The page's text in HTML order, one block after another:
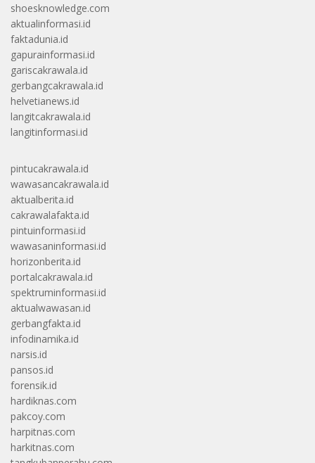
shoesknowledge.com
aktualinformasi.id
faktadunia.id
gapurainformasi.id
gariscakrawala.id
gerbangcakrawala.id
helvetianews.id
langitcakrawala.id
langitinformasi.id
pintucakrawala.id
wawasancakrawala.id
aktualberita.id
cakrawalafakta.id
pintuinformasi.id
wawasaninformasi.id
horizonberita.id
portalcakrawala.id
spektruminformasi.id
aktualwawasan.id
gerbangfakta.id
infodinamika.id
narsis.id
pansos.id
forensik.id
hardiknas.com
pakcoy.com
harpitnas.com
harkitnas.com